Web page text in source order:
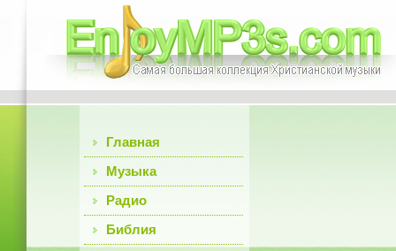
Главная
Музыка
Радио
Библия